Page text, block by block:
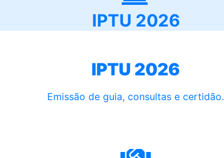
IPTU 2026
IPTU 2026
Emissão de guia, consultas e certidão.